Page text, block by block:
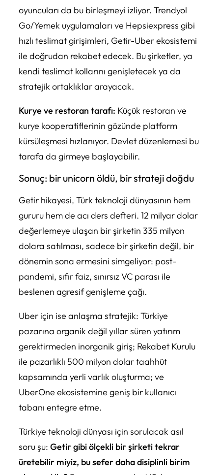
oyuncuları da bu birleşmeyi izliyor. Trendyol
Go/Yemek uygulamaları ve Hepsiexpress gibi
hızlı teslimat girişimleri, Getir-Uber ekosistemi
ile doğrudan rekabet edecek. Bu şirketler, ya
kendi teslimat kollarını genişletecek ya da
stratejik ortaklıklar arayacak.
Kurye ve restoran tarafı: Küçük restoran ve
kurye kooperatiflerinin gözünde platform
kürsüleşmesi hızlanıyor. Devlet düzenlemesi bu
tarafa da girmeye başlayabilir.
Sonuç: bir unicorn öldü, bir strateji doğdu
Getir hikayesi, Türk teknoloji dünyasının hem
gururu hem de acı ders defteri. 12 milyar dolar
değerlemeye ulaşan bir şirketin 335 milyon
dolara satılması, sadece bir şirketin değil, bir
dönemin sona ermesini simgeliyor: post-
pandemi, sıfır faiz, sınırsız VC parası ile
beslenen agresif genişleme çağı.
Uber için ise anlaşma stratejik: Türkiye
pazarına organik değil yıllar süren yatırım
gerektirmeden inorganik giriş; Rekabet Kurulu
ile pazarlıklı 500 milyon dolar taahhüt
kapsamında yerli varlık oluşturma; ve
UberOne ekosistemine geniş bir kullanıcı
tabanı entegre etme.
Türkiye teknoloji dünyası için sorulacak asıl
soru şu: Getir gibi ölçekli bir şirketi tekrar
üretebilir miyiz, bu sefer daha disiplinli birim